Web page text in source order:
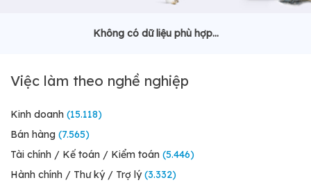
Không có dữ liệu phù hợp...
Việc làm theo nghề nghiệp
Kinh doanh (15.118)
Bán hàng (7.565)
Tài chính / Kế toán / Kiểm toán (5.446)
Hành chính / Thư ký / Trợ lý (3.332)